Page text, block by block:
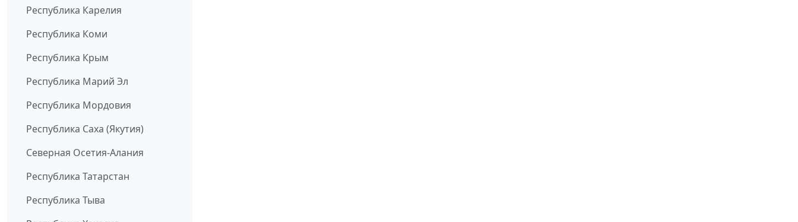
Республика Карелия
Республика Коми
Республика Крым
Республика Марий Эл
Республика Мордовия
Республика Саха (Якутия)
Северная Осетия-Алания
Республика Татарстан
Республика Тыва